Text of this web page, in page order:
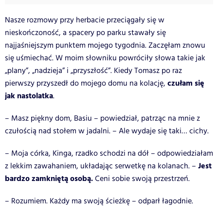
Nasze rozmowy przy herbacie przeciągały się w
nieskończoność, a spacery po parku stawały się
najjaśniejszym punktem mojego tygodnia. Zaczęłam znowu
się uśmiechać. W moim słowniku powróciły słowa takie jak
„plany”, „nadzieja” i „przyszłość”. Kiedy Tomasz po raz
pierwszy przyszedł do mojego domu na kolację, czułam się
jak nastolatka.
– Masz piękny dom, Basiu – powiedział, patrząc na mnie z
czułością nad stołem w jadalni. – Ale wydaje się taki… cichy.
– Moja córka, Kinga, rzadko schodzi na dół – odpowiedziałam
z lekkim zawahaniem, układając serwetkę na kolanach. – Jest
bardzo zamkniętą osobą.Ceni sobie swoją przestrzeń.
– Rozumiem. Każdy ma swoją ścieżkę – odparł łagodnie.